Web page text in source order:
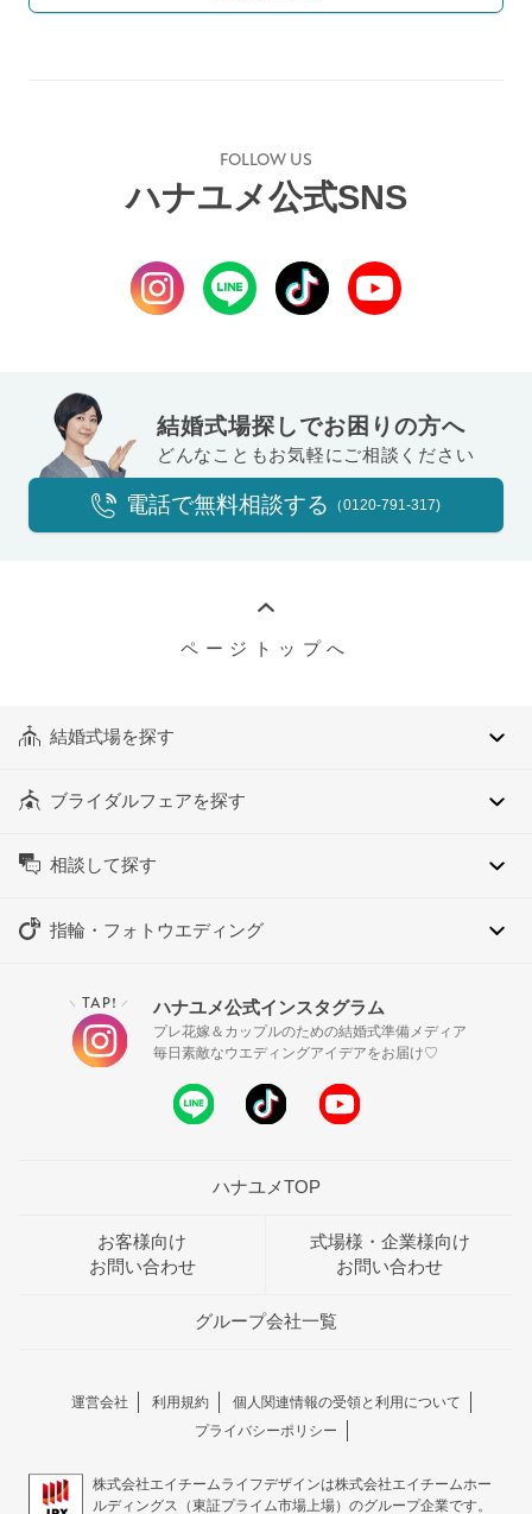
FOLLOW US
ハナユメ公式SNS
結婚式場探しでお困りの方へ
どんなこともお気軽にご相談ください
電話で無料相談する （0120-791-317)
ページトップへ
結婚式場を探す
ブライダルフェアを探す
相談して探す
指輪・フォトウエディング
＼ TAP! ／ ハナユメ公式インスタグラム
プレ花嫁＆カップルのための結婚式準備メディア
毎日素敵なウエディングアイデアをお届け♡
ハナユメTOP
お客様向け
お問い合わせ
式場様・企業様向け
お問い合わせ
グループ会社一覧
運営会社 利用規約
個人関連情報の受領と利用について
プライバシーポリシー
株式会社エイチームライフデザインは株式会社エイチームホー
ルディングス（東証プライム市場上場）のグループ企業です。